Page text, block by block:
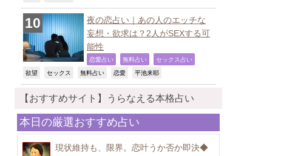
夜の恋占い｜あの人のエッチな
妄想・欲求は？2人がSEXする可
能性
恋愛占い 無料占い セックス占い
欲望 セックス 無料占い 恋愛 平池来耶
【おすすめサイト】うらなえる本格占い
本日の厳選おすすめ占い
現状維持も、限界。恋叶うか否か即決◆